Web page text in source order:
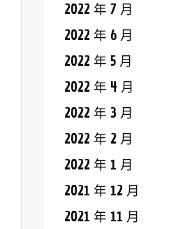
2022 年 7 月
2022 年 6 月
2022 年 5 月
2022 年 4 月
2022 年 3 月
2022 年 2 月
2022 年 1 月
2021 年 12 月
2021 年 11 月